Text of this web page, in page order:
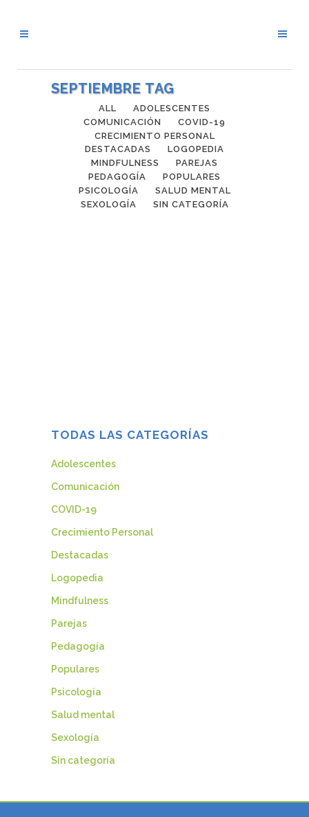
SEPTIEMBRE TAG
ALL
ADOLESCENTES
COMUNICACIÓN
COVID-19
CRECIMIENTO PERSONAL
DESTACADAS
LOGOPEDIA
MINDFULNESS
PAREJAS
PEDAGOGÍA
POPULARES
PSICOLOGÍA
SALUD MENTAL
SEXOLOGÍA
SIN CATEGORÍA
TODAS LAS CATEGORÍAS
Adolescentes
Comunicación
COVID-19
Crecimiento Personal
Destacadas
Logopedia
Mindfulness
Parejas
Pedagogía
Populares
Psicología
Salud mental
Sexología
Sin categoría